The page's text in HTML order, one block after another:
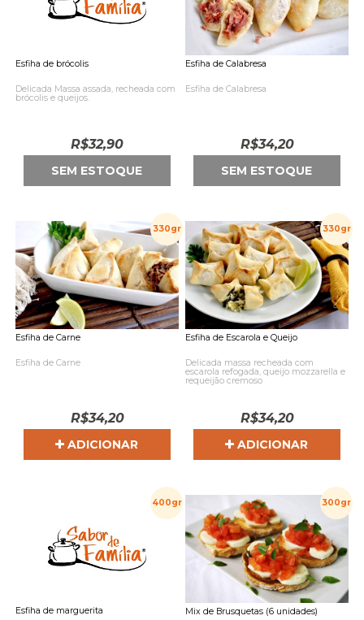
Esfiha de brócolis
Delicada Massa assada, recheada com
brócolis e queijos.
R$32,90
SEM ESTOQUE
Esfiha de Calabresa
Esfiha de Calabresa
R$34,20
SEM ESTOQUE
330gr
Esfiha de Carne
Esfiha de Carne
R$34,20
ADICIONAR
330gr
Esfiha de Escarola e Queijo
Delicada massa recheada com
escarola refogada, queijo mozzarella e
requeijão cremoso
R$34,20
ADICIONAR
400gr
Esfiha de marguerita
300gr
Mix de Brusquetas (6 unidades)